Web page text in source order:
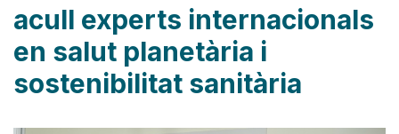
acull experts internacionals
en salut planetària i
sostenibilitat sanitària